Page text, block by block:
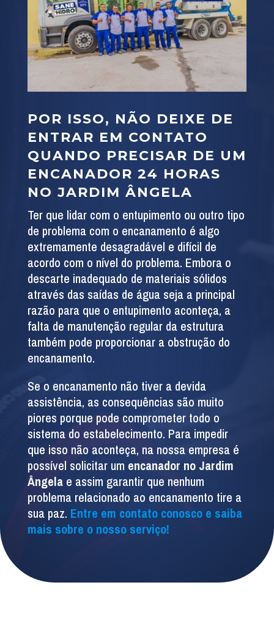
POR ISSO, NÃO DEIXE DE
ENTRAR EM CONTATO
QUANDO PRECISAR DE UM
ENCANADOR 24 HORAS
NO JARDIM ÂNGELA
Ter que lidar com o entupimento ou outro tipo
de problema com o encanamento é algo
extremamente desagradável e difícil de
acordo com o nível do problema. Embora o
descarte inadequado de materiais sólidos
através das saídas de água seja a principal
razão para que o entupimento aconteça, a
falta de manutenção regular da estrutura
também pode proporcionar a obstrução do
encanamento.
Se o encanamento não tiver a devida
assistência, as consequências são muito
piores porque pode comprometer todo o
sistema do estabelecimento. Para impedir
que isso não aconteça, na nossa empresa é
possível solicitar um encanador no Jardim
Ângelae assim garantir que nenhum
problema relacionado ao encanamento tire a
sua paz. Entre em contato conosco e saiba
mais sobre o nosso serviço!